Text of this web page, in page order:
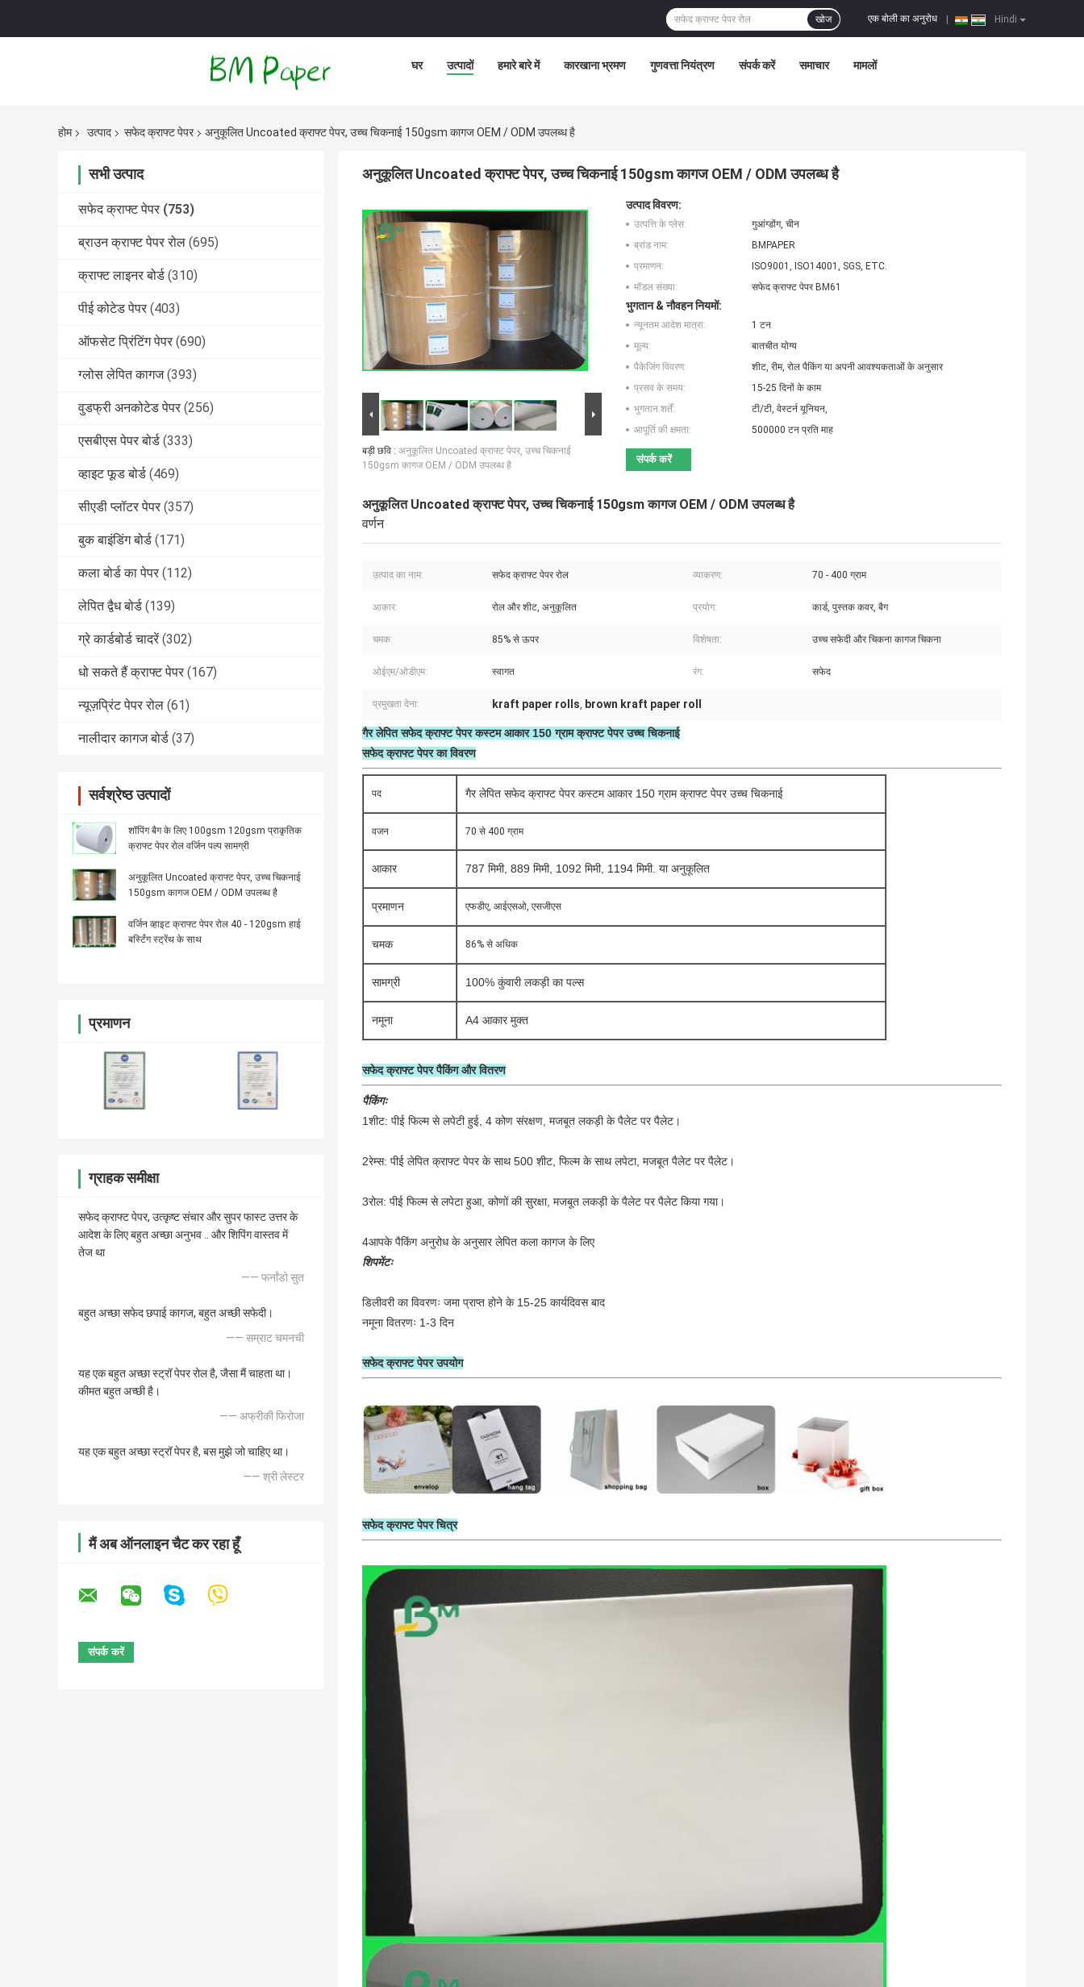
Hindi
एक बोली का अनुरोध
खोज
घर उत्पादों हमारे बारे में कारखाना भ्रमण गुणवत्ता नियंत्रण संपर्क करें समाचार मामलों
होम उत्पाद सफेद क्राफ्ट पेपर अनुकूलित Uncoated क्राफ्ट पेपर, उच्च चिकनाई 150gsm कागज OEM / ODM उपलब्ध है
सभी उत्पाद
सफेद क्राफ्ट पेपर (753)
ब्राउन क्राफ्ट पेपर रोल (695)
क्राफ्ट लाइनर बोर्ड (310)
पीई कोटेड पेपर (403)
ऑफसेट प्रिंटिंग पेपर (690)
ग्लोस लेपित कागज (393)
वुडफ्री अनकोटेड पेपर (256)
एसबीएस पेपर बोर्ड (333)
व्हाइट फूड बोर्ड (469)
सीएडी प्लॉटर पेपर (357)
बुक बाइंडिंग बोर्ड (171)
कला बोर्ड का पेपर (112)
लेपित द्वैध बोर्ड (139)
ग्रे कार्डबोर्ड चादरें (302)
धो सकते हैं क्राफ्ट पेपर (167)
न्यूज़प्रिंट पेपर रोल (61)
नालीदार कागज बोर्ड (37)
सर्वश्रेष्ठ उत्पादों
शॉपिंग बैग के लिए 100gsm 120gsm प्राकृतिक
क्राफ्ट पेपर रोल वर्जिन पल्प सामग्री
अनुकूलित Uncoated क्राफ्ट पेपर, उच्च चिकनाई
150gsm कागज OEM / ODM उपलब्ध है
वर्जिन व्हाइट क्राफ्ट पेपर रोल 40 - 120gsm हाई
बर्स्टिंग स्ट्रेंथ के साथ
प्रमाणन
ग्राहक समीक्षा
सफेद क्राफ्ट पेपर, उत्कृष्ट संचार और सुपर फास्ट उत्तर के
आदेश के लिए बहुत अच्छा अनुभव .. और शिपिंग वास्तव में
तेज था
—— फर्नांडो सुत
बहुत अच्छा सफेद छपाई कागज, बहुत अच्छी सफेदी।
—— सम्राट चमनची
यह एक बहुत अच्छा स्ट्रॉ पेपर रोल है, जैसा मैं चाहता था।
कीमत बहुत अच्छी है।
—— अफ्रीकी फिरोजा
यह एक बहुत अच्छा स्ट्रॉ पेपर है, बस मुझे जो चाहिए था।
—— श्री लेस्टर
मैं अब ऑनलाइन चैट कर रहा हूँ
अनुकूलित Uncoated क्राफ्ट पेपर, उच्च चिकनाई 150gsm कागज OEM / ODM उपलब्ध है
बड़ी छवि : अनुकूलित Uncoated क्राफ्ट पेपर, उच्च चिकनाई
150gsm कागज OEM / ODM उपलब्ध है
उत्पाद विवरण:
उत्पत्ति के प्लेस:
गुआंग्डोंग, चीन
ब्रांड नाम:
BMPAPER
प्रमाणन:
ISO9001, ISO14001, SGS, ETC.
मॉडल संख्या:
सफेद क्राफ्ट पेपर BM61
भुगतान & नौवहन नियमों:
न्यूनतम आदेश मात्रा:
1 टन
मूल्य:
बातचीत योग्य
पैकेजिंग विवरण:
शीट, रीम, रोल पैकिंग या अपनी आवश्यकताओं के अनुसार
प्रसव के समय:
15-25 दिनों के काम
भुगतान शर्तें:
टी/टी, वेस्टर्न यूनियन,
आपूर्ति की क्षमता:
500000 टन प्रति माह
संपर्क करें
अनुकूलित Uncoated क्राफ्ट पेपर, उच्च चिकनाई 150gsm कागज OEM / ODM उपलब्ध है
वर्णन
उत्पाद का नाम: सफेद क्राफ्ट पेपर रोल व्याकरण: 70 - 400 ग्राम
आकार: रोल और शीट, अनुकूलित प्रयोग: कार्ड, पुस्तक कवर, बैग
चमक: 85% से ऊपर विशेषता: उच्च सफेदी और चिकना कागज चिकना
ओईएम/ओडीएम: स्वागत रंग: सफेद
प्रमुखता देना: kraft paper rolls, brown kraft paper roll
गैर लेपित सफेद क्राफ्ट पेपर कस्टम आकार 150 ग्राम क्राफ्ट पेपर उच्च चिकनाई
सफेद क्राफ्ट पेपर का विवरण
पद गैर लेपित सफेद क्राफ्ट पेपर कस्टम आकार 150 ग्राम क्राफ्ट पेपर उच्च चिकनाई
वजन 70 से 400 ग्राम
आकार 787 मिमी, 889 मिमी, 1092 मिमी, 1194 मिमी. या अनुकूलित
प्रमाणन एफडीए, आईएसओ, एसजीएस
चमक 86% से अधिक
सामग्री 100% कुंवारी लकड़ी का पल्स
नमूना A4 आकार मुक्त
सफेद क्राफ्ट पेपर पैकिंग और वितरण
पैकिंगः
1शीट: पीई फिल्म से लपेटी हुई, 4 कोण संरक्षण, मजबूत लकड़ी के पैलेट पर पैलेट।
2रेम्स: पीई लेपित क्राफ्ट पेपर के साथ 500 शीट, फिल्म के साथ लपेटा, मजबूत पैलेट पर पैलेट।
3रोल: पीई फिल्म से लपेटा हुआ, कोणों की सुरक्षा, मजबूत लकड़ी के पैलेट पर पैलेट किया गया।
4आपके पैकिंग अनुरोध के अनुसार लेपित कला कागज के लिए
शिपमेंटः
डिलीवरी का विवरणः जमा प्राप्त होने के 15-25 कार्यदिवस बाद
नमूना वितरणः 1-3 दिन
सफेद क्राफ्ट पेपर उपयोग
सफेद क्राफ्ट पेपर चित्र